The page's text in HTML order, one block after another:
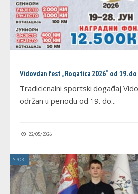
Vidovdan fest „Rogatica 2026“ od 19. do
Tradicionalni sportski događaj
održan u periodu od 19. do...
22/05/2026
SPORT